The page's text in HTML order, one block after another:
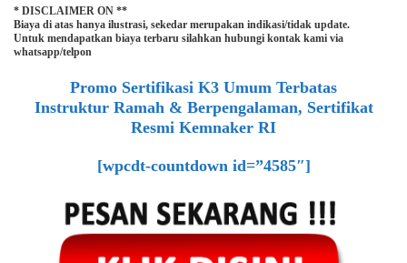
* DISCLAIMER ON **
Biaya di atas hanya ilustrasi, sekedar merupakan indikasi/tidak update.
Untuk mendapatkan biaya terbaru silahkan hubungi kontak kami via
whatsapp/telpon
Promo Sertifikasi K3 Umum Terbatas
Instruktur Ramah & Berpengalaman, Sertifikat
Resmi Kemnaker RI
[wpcdt-countdown id=”4585″]